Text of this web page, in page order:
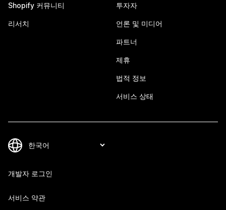
Shopify 커뮤니티
리서치
투자자
언론 및 미디어
파트너
제휴
법적 정보
서비스 상태
개발자 로그인
서비스 약관